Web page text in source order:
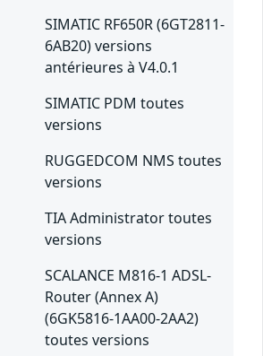
SIMATIC RF650R (6GT2811-
6AB20) versions
antérieures à V4.0.1
SIMATIC PDM toutes
versions
RUGGEDCOM NMS toutes
versions
TIA Administrator toutes
versions
SCALANCE M816-1 ADSL-
Router (Annex A)
(6GK5816-1AA00-2AA2)
toutes versions